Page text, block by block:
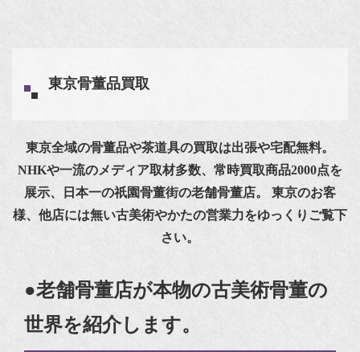
東京骨董品買取
東京全域の骨董品や茶道具の買取は出張や宅配無料。
NHKや一流のメディア取材多数、常時買取商品2000点を
展示、日本一の祇園骨董街の老舗骨董店。
東京のお客
様、他店には無い古美術やかたの営業力をゆっくりご覧下
さい。
●老舗骨董店が本物の古美術骨董の
世界を紹介します。